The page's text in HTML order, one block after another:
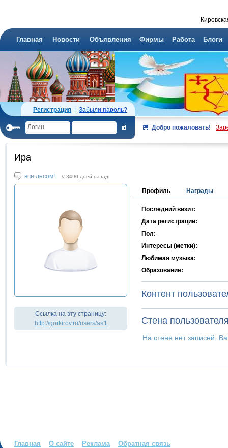
Главная Новости Объявления Фирмы Работа Блоги
Регистрация Забыли пароль?
Добро пожаловать!
Ира
все лесом! // 3490 дней назад
Ссылка на эту страницу:
http://gorkirov.ru/users/aa1
Профиль Награды
Последний визит:
Дата регистрации:
Пол:
Интересы (метки):
Любимая музыка:
Образование:
Контент
Стена
На стене нет записей.
Главная О сайте Реклама Обратная связь